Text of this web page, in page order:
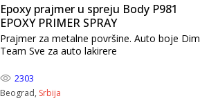
Epoxy prajmer u spreju Body P981
EPOXY PRIMER SPRAY
Prajmer za metalne površine. Auto boje Dim
Team Sve za auto lakirere
2303
Beograd, Srbija